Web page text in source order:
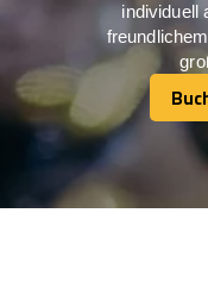
individuell